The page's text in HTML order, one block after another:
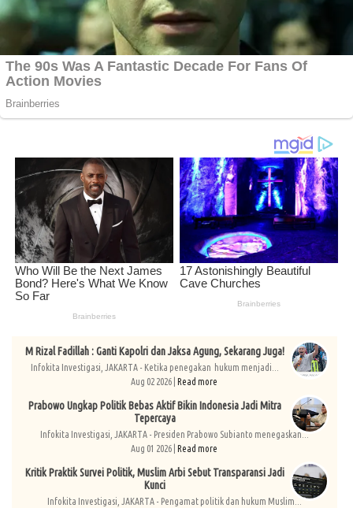
M Rizal Fadillah : Ganti Kapolri dan Jaksa Agung, Sekarang Juga!
Infokita Investigasi, JAKARTA - Ketika penegakan hukum menjadi...
Aug 02 2026 |Read more
Prabowo Ungkap Politik Bebas Aktif Bikin Indonesia Jadi Mitra
Tepercaya
Infokita Investigasi, JAKARTA - Presiden Prabowo Subianto menegaskan...
Aug 01 2026 |Read more
Kritik Praktik Survei Politik, Muslim Arbi Sebut Transparansi Jadi
Kunci
Infokita Investigasi, JAKARTA - Pengamat politik dan hukum Muslim...